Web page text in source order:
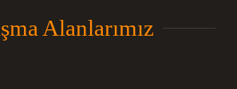
Alanlarımız